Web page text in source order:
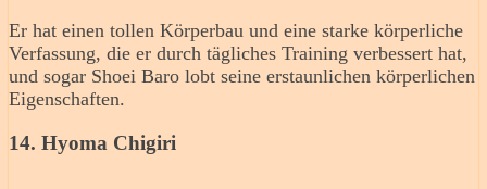
Er hat einen tollen Körperbau und eine starke körperliche
Verfassung, die er durch tägliches Training verbessert hat,
und sogar Shoei Baro lobt seine erstaunlichen körperlichen
Eigenschaften.
14. Hyoma Chigiri